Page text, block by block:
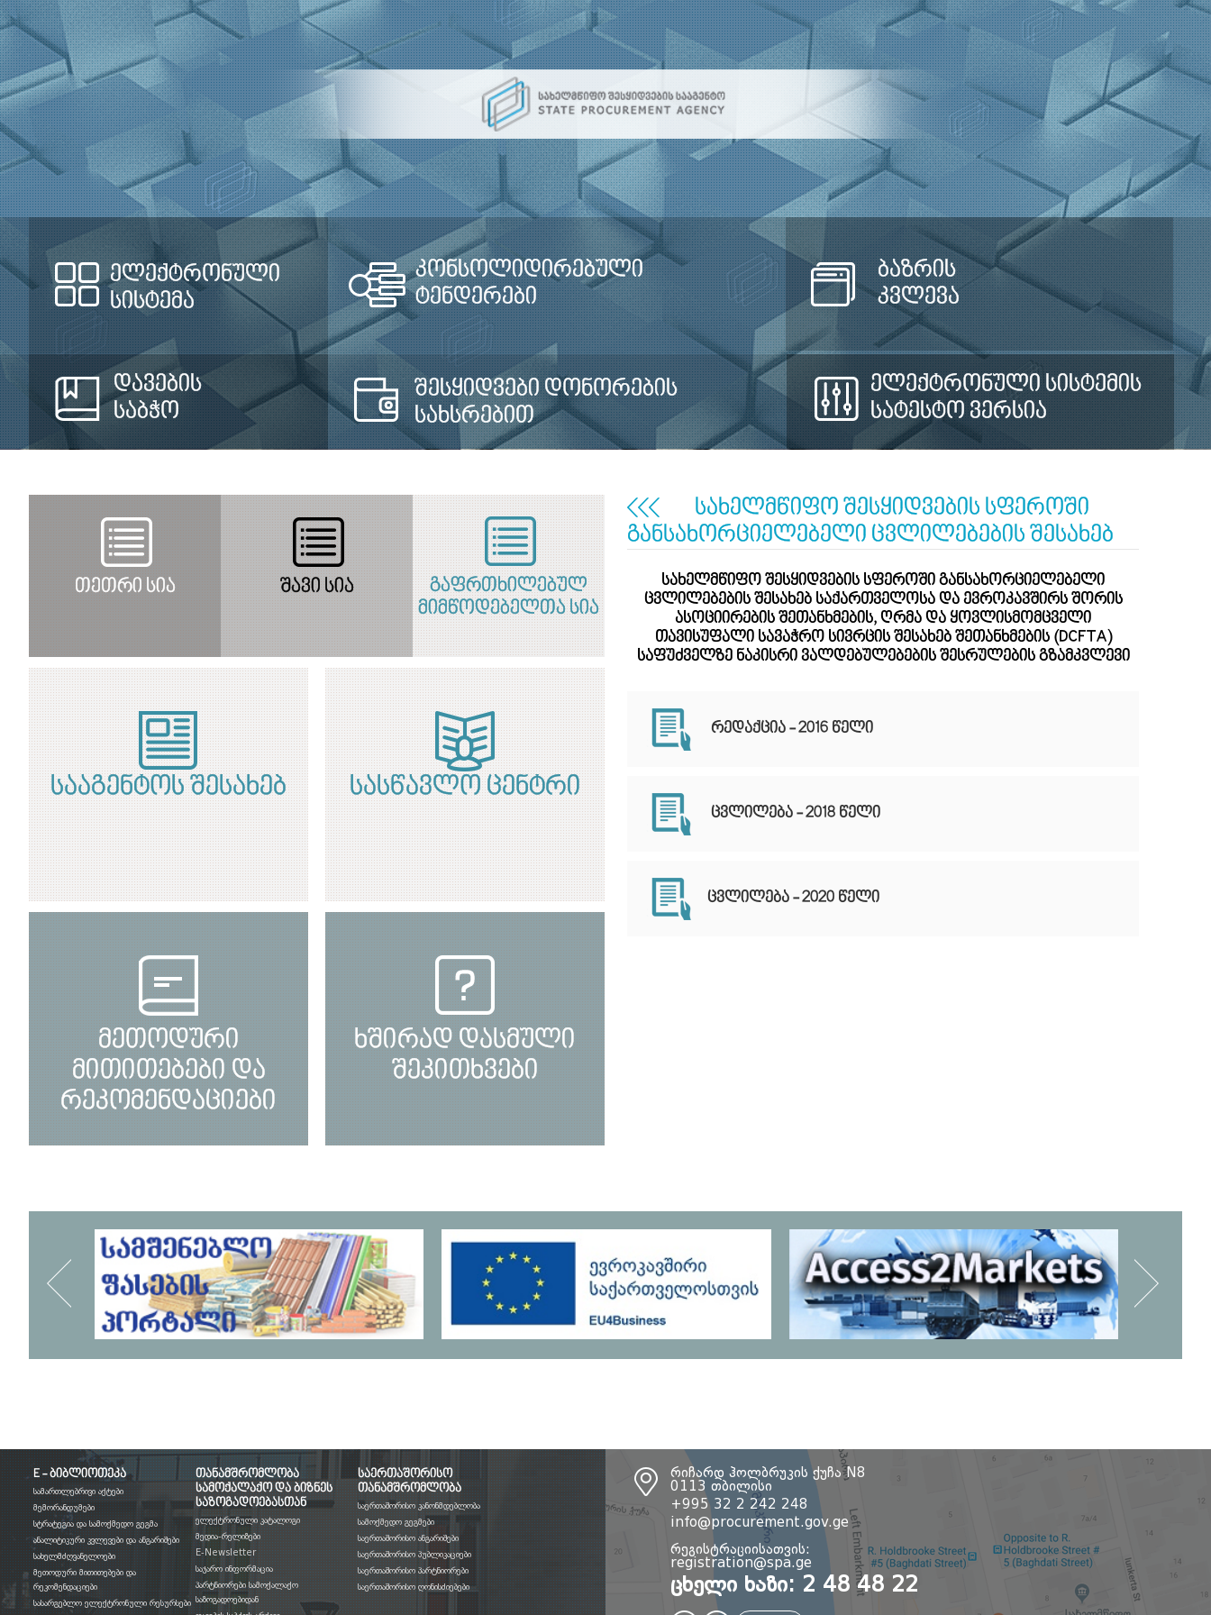
ელექტრონული
სისტემა
კონსოლიდირებული
ტენდერები
ბაზრის
კვლევა
დავების
საბჭო
შესყიდვები დონორების
სახსრებით
ელექტრონული სისტემის
სატესტო ვერსია
თეთრი სია შავი სია
გაფრთხილებულ
მიმწოდებელთა სია
სააგენტოს შესახებ სასწავლო ცენტრი
მეთოდური
მითითებები და
რეკომენდაციები
ხშირად დასმული
შეკითხვები
სახელმწიფო შესყიდვების სფეროში
განსახორციელებელი ცვლილებების შესახებ
სახელმწიფო შესყიდვების სფეროში განსახორციელებელი
ცვლილებების შესახებ საქართველოსა და ევროკავშირს შორის
ასოციირების შეთანხმების, ღრმა და ყოვლისმომცველი
თავისუფალი სავაჭრო სივრცის შესახებ შეთანხმების (DCFTA)
საფუძველზე ნაკისრი ვალდებულებების შესრულების გზამკვლევი
რედაქცია - 2016 წელი
ცვლილება - 2018 წელი
ცვლილება - 2020 წელი
E - ბიბლიოთეკა
სამართლებრივი აქტები
მემორანდუმები
სტრატეგია და სამოქმედო გეგმა
ანალიტიკური კვლევები და ანგარიშები
სახელმძღვანელოები
მეთოდური მითითებები და
რეკომენდაციები
სასარგებლო ელექტრონული რესურსები
თანამშრომლობა
სამოქალაქო და ბიზნეს
საზოგადოებასთან
ელექტრონული კატალოგი
მედია-რელიზები
E-Newsletter
საჯარო ინფორმაცია
პარტნიორები სამოქალაქო
საზოგადოებიდან
საერთაშორისო
თანამშრომლობა
საერთაშორისო კანონმდებლობა
სამოქმედო გეგმები
საერთაშორისო ანგარიშები
საერთაშორისო პუბლიკაციები
საერთაშორისო პარტნიორები
საერთაშორისო ღონისძიებები
რიჩარდ ჰოლბრუკის ქუჩა N8
0113 თბილისი
+995 32 2 242 248
info@procurement.gov.ge
რეგისტრაციისათვის:
registration@spa.ge
ცხელი ხაზი: 2 48 48 22